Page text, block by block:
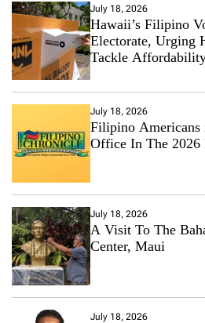
July 18, 2026
Hawaii’s Filipino
Electorate, Urging
Tackle
July 18, 2026
Filipino
Office In The 2026
July 18, 2026
A Visit To The
Center, Maui
July 18, 2026